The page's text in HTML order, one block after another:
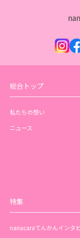
総合トップ
私たちの想い
ニュース
特集
nanacaraてんかんインタ